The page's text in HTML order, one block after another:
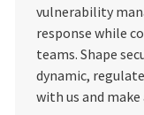
vulnerability
response while
teams. Shape
dynamic,
with us and